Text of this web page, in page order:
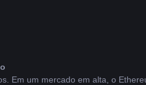
Em um mercado em alta, o